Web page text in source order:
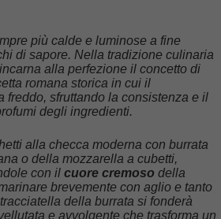
più calde e luminose a fine
di sapore. Nella tradizione culinaria
alla perfezione il concetto di
romana storica in cui il
freddo, sfruttando la consistenza e il
degli ingredienti.
alla checca moderna con burrata
o della mozzarella a cubetti,
con il cuore cremoso della
brevemente con aglio e tanto
della burrata si fonderà
e avvolgente che trasforma un